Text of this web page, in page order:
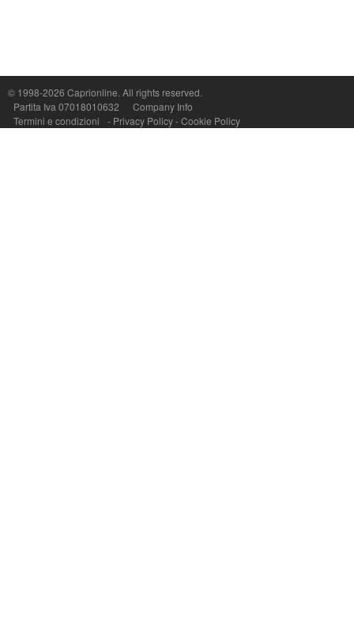
© 1998-2026 Caprionline. All rights reserved.
Partita Iva 07018010632
Company Info
Termini e condizioni
- Privacy Policy-Cookie Policy
Capri On Line Srl, Via Le Botteghe 10a - 80073 CAPRI (NA) Italy
P.Iva, C.F. e n.Reg.Imprese Napoli: 07018010632 - Rea n.557643